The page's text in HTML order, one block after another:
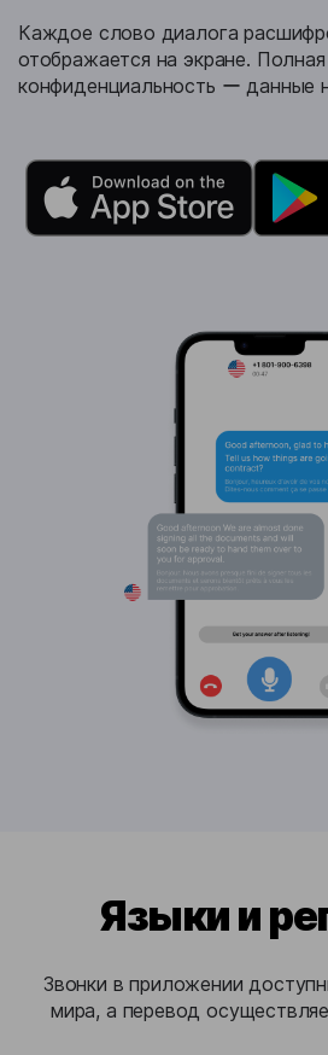
Каждое слово диалога
отображается на экране. Полная
конфиденциальность ー данные
Языки и
Звонки в приложении
мира, а перевод